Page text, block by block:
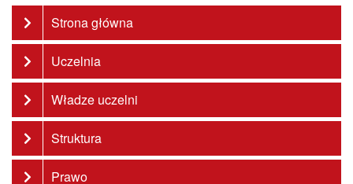
Strona główna
Uczelnia
Władze uczelni
Struktura
Prawo